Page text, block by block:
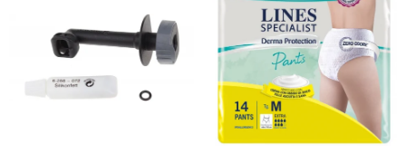
Scule electrice si unelte
Silicon, spume si solutii tehnice
Sisteme Incalzire
Textile si covoare